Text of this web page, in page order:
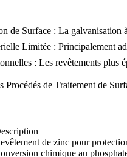
de Surface : La galvanisation
Limitée : Principalement
: Les revêtements plus
Procédés de Traitement de
de zinc pour
chimique au